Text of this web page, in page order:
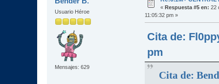
Usuario Héroe
Mensajes: 629
« Respuesta #5 en: 22
11:05:32 pm »
Cita de:
pm
Cita de: